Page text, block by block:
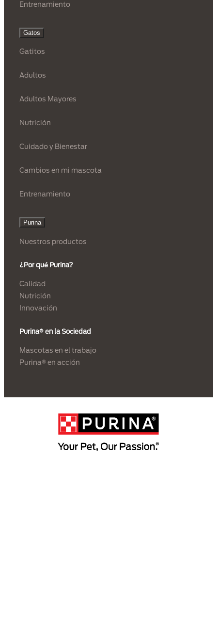
Entrenamiento
Gatos
Gatitos
Adultos
Adultos Mayores
Nutrición
Cuidado y Bienestar
Cambios en mi mascota
Entrenamiento
Purina
Nuestros productos
¿Por qué Purina?
Calidad
Nutrición
Innovación
Purina® en la Sociedad
Mascotas en el trabajo
Purina® en acción